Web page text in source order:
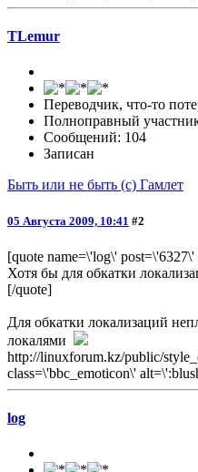
TLemur
Переводчик, что-то
Полноправный
Сообщений: 104
Записан
Быть или не быть (с) Гамлет
05 Августа 2009, 10:41 #2
[quote name=\'log\'
Хотя бы для обкатки
[/quote]
Для обкатки локализаций
локалями
http://linuxforum.kz/public/
class=\'bbc_emoticon\'
log